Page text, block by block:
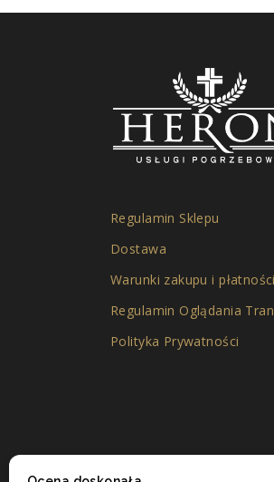
Regulamin Sklepu
Dostawa
Warunki zakupu i płatności
Regulamin Oglądania
Polityka Prywatności